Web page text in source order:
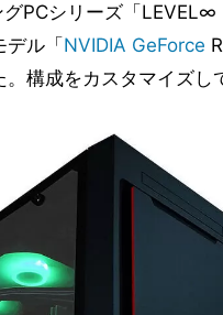
PCシリーズ「LEVEL∞
ル「 NVIDIA GeForce
構成をカスタマイズし